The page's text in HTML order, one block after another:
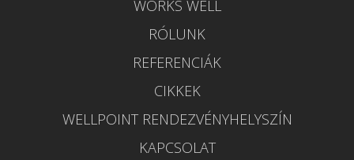
WORKS WELL
RÓLUNK
REFERENCIÁK
CIKKEK
WELLPOINT RENDEZVÉNYHELYSZÍN
KAPCSOLAT